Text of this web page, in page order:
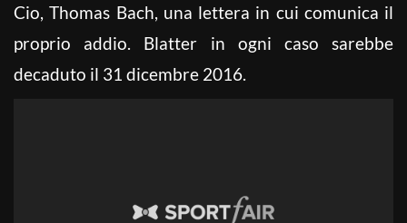
Cio, Thomas Bach, una lettera in cui comunica il
proprio addio. Blatter in ogni caso sarebbe
decaduto il 31 dicembre 2016.